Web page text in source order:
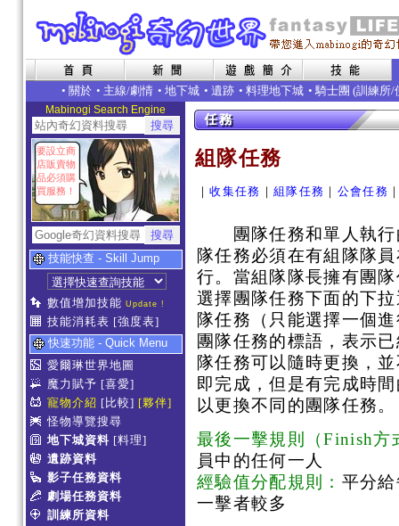
• 關於 • 主線/劇情 • 地下城 • 遺跡 • 料理地下城 • 騎士團 (訓練所/
Mabinogi Search Engine
要設立商
店販賣物
品必須購
買服務！
技能快查 - Skill Jump
數值增加技能 Update !
技能消耗表 [強度表]
快速功能 - Quick Menu
愛爾琳世界地圖
魔力賦予 [喜愛]
寵物介紹 [比較] [夥伴]
怪物導覽搜尋
地下城資料 [料理]
遺跡資料
影子任務資料
劇場任務資料
訓練所資料
組隊任務
｜收集任務 ｜組隊任務 ｜ 公會任務
團隊任務和單人執行
隊任務必須在有組隊隊
行。當組隊隊長擁有團
選擇團隊任務下面的下
隊任務（只能選擇一個
團隊任務的標語，表示
隊任務可以隨時更換，
即完成，但是有完成時
以更換不同的團隊任務。
最後一擊規則（Finish方
員中的任何一人
經驗值分配規則： 平分
一擊者較多